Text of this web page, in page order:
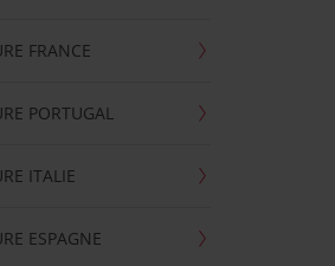
FRANCE
PORTUGAL
ITALIE
ESPAGNE